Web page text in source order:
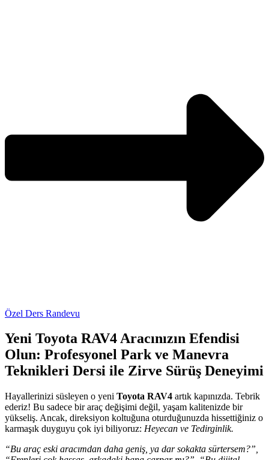
Özel Ders Randevu
Yeni Toyota RAV4 Aracınızın Efendisi
Olun: Profesyonel Park ve Manevra
Teknikleri Dersi ile Zirve Sürüş Deneyimi
Hayallerinizi süsleyen o yeni Toyota RAV4 artık kapınızda. Tebrik
ederiz! Bu sadece bir araç değişimi değil, yaşam kalitenizde bir
yükseliş. Ancak, direksiyon koltuğuna oturduğunuzda hissettiğiniz o
karmaşık duyguyu çok iyi biliyoruz: Heyecan ve Tedirginlik.
“Bu araç eski aracımdan daha geniş, ya dar sokakta sürtersem?”,